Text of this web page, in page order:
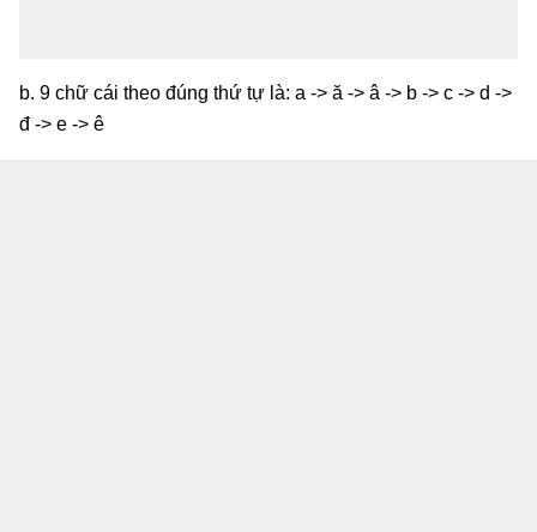
b. 9 chữ cái theo đúng thứ tự là: a -> ă -> â -> b -> c -> d ->
đ -> e -> ê